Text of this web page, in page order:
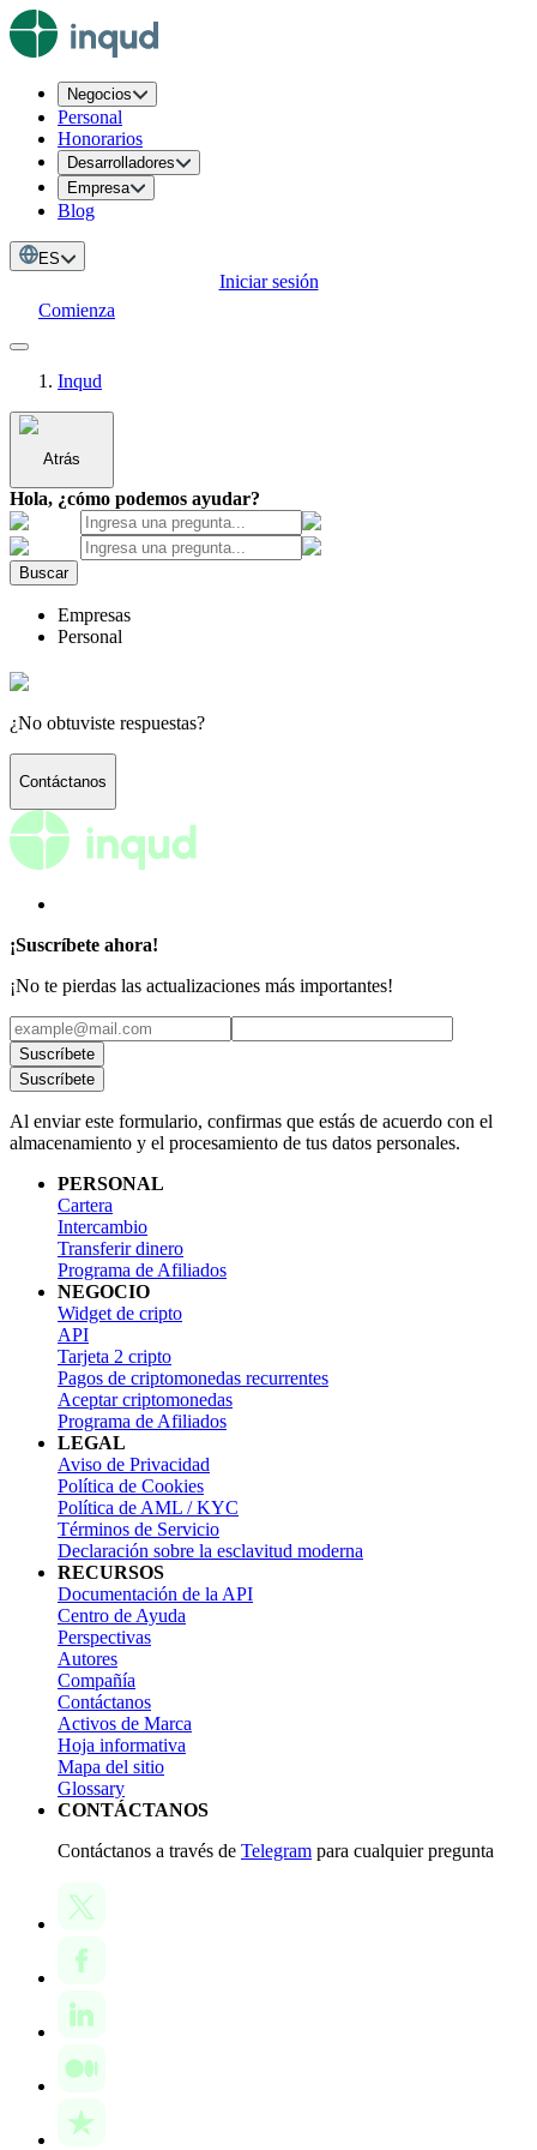
Negocios
Personal
Honorarios
Desarrolladores
Empresa
Blog
ES
Iniciar sesión
Comienza
Inqud
Atrás
Hola, ¿cómo podemos ayudar?
Buscar
Empresas
Personal
¿No obtuviste respuestas?
Contáctanos
¡Suscríbete ahora!
¡No te pierdas las actualizaciones más importantes!
Suscríbete
Suscríbete
Al enviar este formulario, confirmas que estás de acuerdo con el
almacenamiento y el procesamiento de tus datos personales.
PERSONAL
Cartera
Intercambio
Transferir dinero
Programa de Afiliados
NEGOCIO
Widget de cripto
API
Tarjeta 2 cripto
Pagos de criptomonedas recurrentes
Aceptar criptomonedas
Programa de Afiliados
LEGAL
Aviso de Privacidad
Política de Cookies
Política de AML / KYC
Términos de Servicio
Declaración sobre la esclavitud moderna
RECURSOS
Documentación de la API
Centro de Ayuda
Perspectivas
Autores
Compañía
Contáctanos
Activos de Marca
Hoja informativa
Mapa del sitio
Glossary
CONTÁCTANOS
Contáctanos a través de Telegram para cualquier pregunta